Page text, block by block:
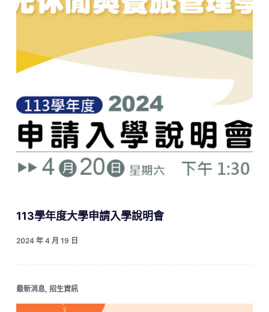
113學年度大學申請入學說明會
2024 年 4 月 19 日
最新消息, 招生資訊